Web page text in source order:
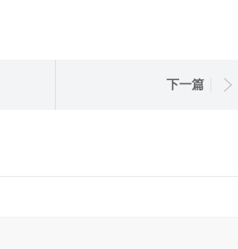
下一篇